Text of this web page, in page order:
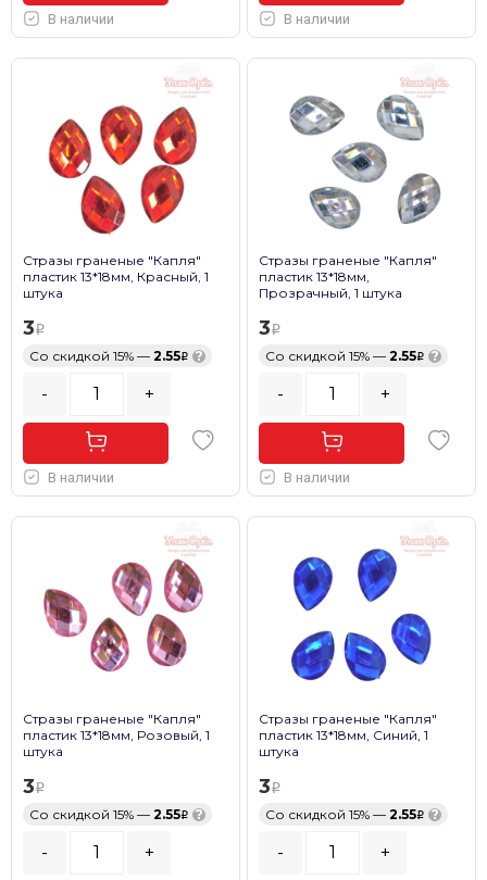
В наличии В наличии
Стразы граненые "Капля"
пластик 13*18мм, Красный, 1
штука
3
Со скидкой 15% — 2.55 ?
- +
В наличии
Стразы граненые "Капля"
пластик 13*18мм,
Прозрачный, 1 штука
3
Со скидкой 15% — 2.55 ?
- +
В наличии
Стразы граненые "Капля"
пластик 13*18мм, Розовый, 1
штука
3
Со скидкой 15% — 2.55 ?
- +
Стразы граненые "Капля"
пластик 13*18мм, Синий, 1
штука
3
Со скидкой 15% — 2.55 ?
- +